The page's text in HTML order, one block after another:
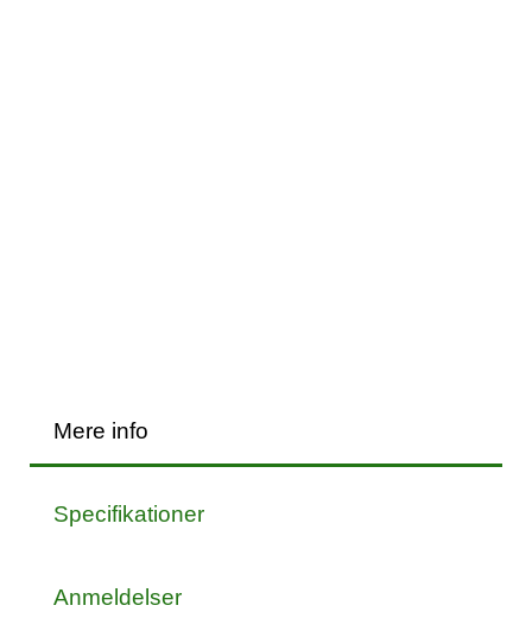
Mere info
Specifikationer
Anmeldelser